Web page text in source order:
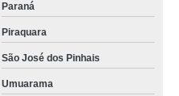
Paraná
Piraquara
São José dos Pinhais
Umuarama